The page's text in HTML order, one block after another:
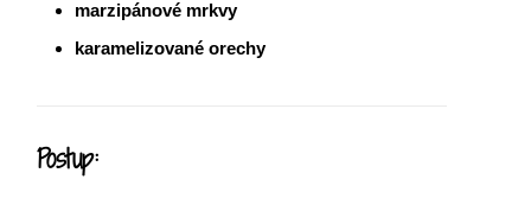
marzipánové mrkvy
karamelizované orechy
Postup: